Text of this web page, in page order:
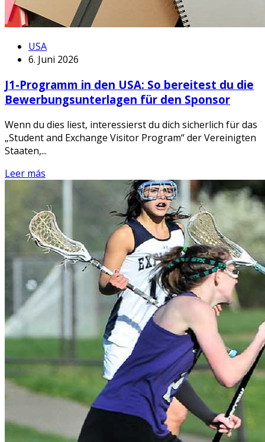
USA
6. Juni 2026
J1-Programm in den USA: So bereitest du die
Bewerbungsunterlagen für den Sponsor
Wenn du dies liest, interessierst du dich sicherlich für das
„Student and Exchange Visitor Program“ der Vereinigten
Staaten,...
Leer más